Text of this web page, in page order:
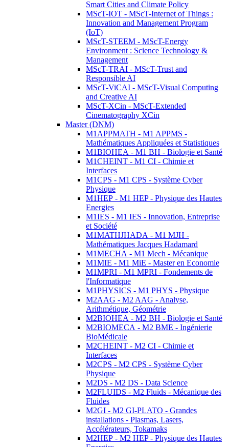
Smart Cities and Climate Policy
MScT-IOT - MScT-Internet of Things :
Innovation and Management Program
(IoT)
MScT-STEEM - MScT-Energy
Environment : Science Technology &
Management
MScT-TRAI - MScT-Trust and
Responsible AI
MScT-ViCAI - MScT-Visual Computing
and Creative AI
MScT-XCin - MScT-Extended
Cinematography XCin
Master (DNM)
M1APPMATH - M1 APPMS -
Mathématiques Appliquées et Statistiques
M1BIOHEA - M1 BH - Biologie et Santé
M1CHEINT - M1 CI - Chimie et
Interfaces
M1CPS - M1 CPS - Système Cyber
Physique
M1HEP - M1 HEP - Physique des Hautes
Energies
M1IES - M1 IES - Innovation, Entreprise
et Société
M1MATHJHADA - M1 MJH -
Mathématiques Jacques Hadamard
M1MECHA - M1 Mech - Mécanique
M1MIE - M1 MiE - Master en Economie
M1MPRI - M1 MPRI - Fondements de
l'Informatique
M1PHYSICS - M1 PHYS - Physique
M2AAG - M2 AAG - Analyse,
Arithmétique, Géométrie
M2BIOHEA - M2 BH - Biologie et Santé
M2BIOMECA - M2 BME - Ingénierie
BioMédicale
M2CHEINT - M2 CI - Chimie et
Interfaces
M2CPS - M2 CPS - Système Cyber
Physique
M2DS - M2 DS - Data Science
M2FLUIDS - M2 Fluids - Mécanique des
Fluides
M2GI - M2 GI-PLATO - Grandes
installations - Plasmas, Lasers,
Accélérateurs, Tokamaks
M2HEP - M2 HEP - Physique des Hautes